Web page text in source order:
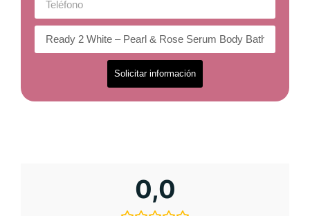
Solicitar información
0,0